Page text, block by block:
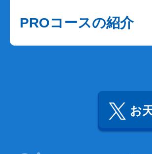
PROコースの紹介
お